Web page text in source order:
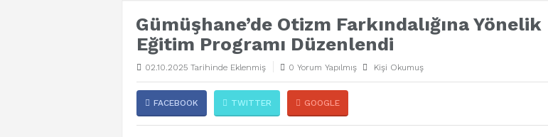
Gümüşhane’de Otizm Farkındalığına Yönelik
Eğitim Programı Düzenlendi
02.10.2025 Tarihinde Eklenmiş 0 Yorum Yapılmış Kişi Okumuş
FACEBOOK TWITTER GOOGLE